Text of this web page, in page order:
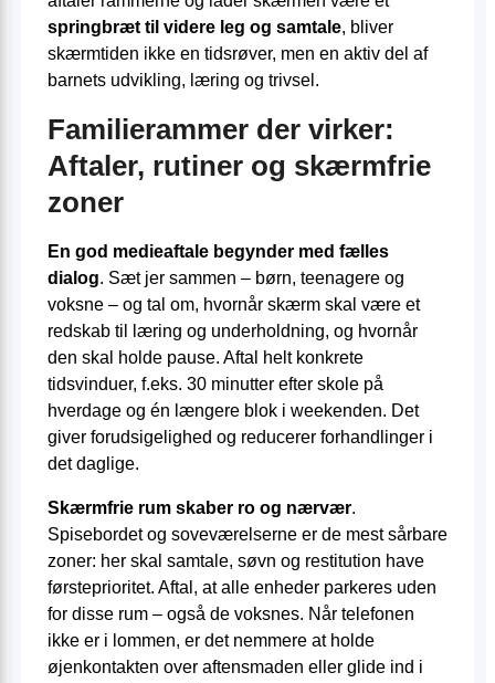
springbræt til videre leg og samtale, bliver
skærmtiden ikke en tidsrøver, men en aktiv del af
barnets udvikling, læring og trivsel.
Familierammer der virker:
Aftaler, rutiner og skærmfrie
zoner
En god medieaftale begynder med fælles
dialog. Sæt jer sammen – børn, teenagere og
voksne – og tal om, hvornår skærm skal være et
redskab til læring og underholdning, og hvornår
den skal holde pause. Aftal helt konkrete
tidsvinduer, f.eks. 30 minutter efter skole på
hverdage og én længere blok i weekenden. Det
giver forudsigelighed og reducerer forhandlinger i
det daglige.
Skærmfrie rum skaber ro og nærvær.
Spisebordet og soveværelserne er de mest sårbare
zoner: her skal samtale, søvn og restitution have
førsteprioritet. Aftal, at alle enheder parkeres uden
for disse rum – også de voksnes. Når telefonen
ikke er i lommen, er det nemmere at holde
øjenkontakten over aftensmaden eller glide ind i